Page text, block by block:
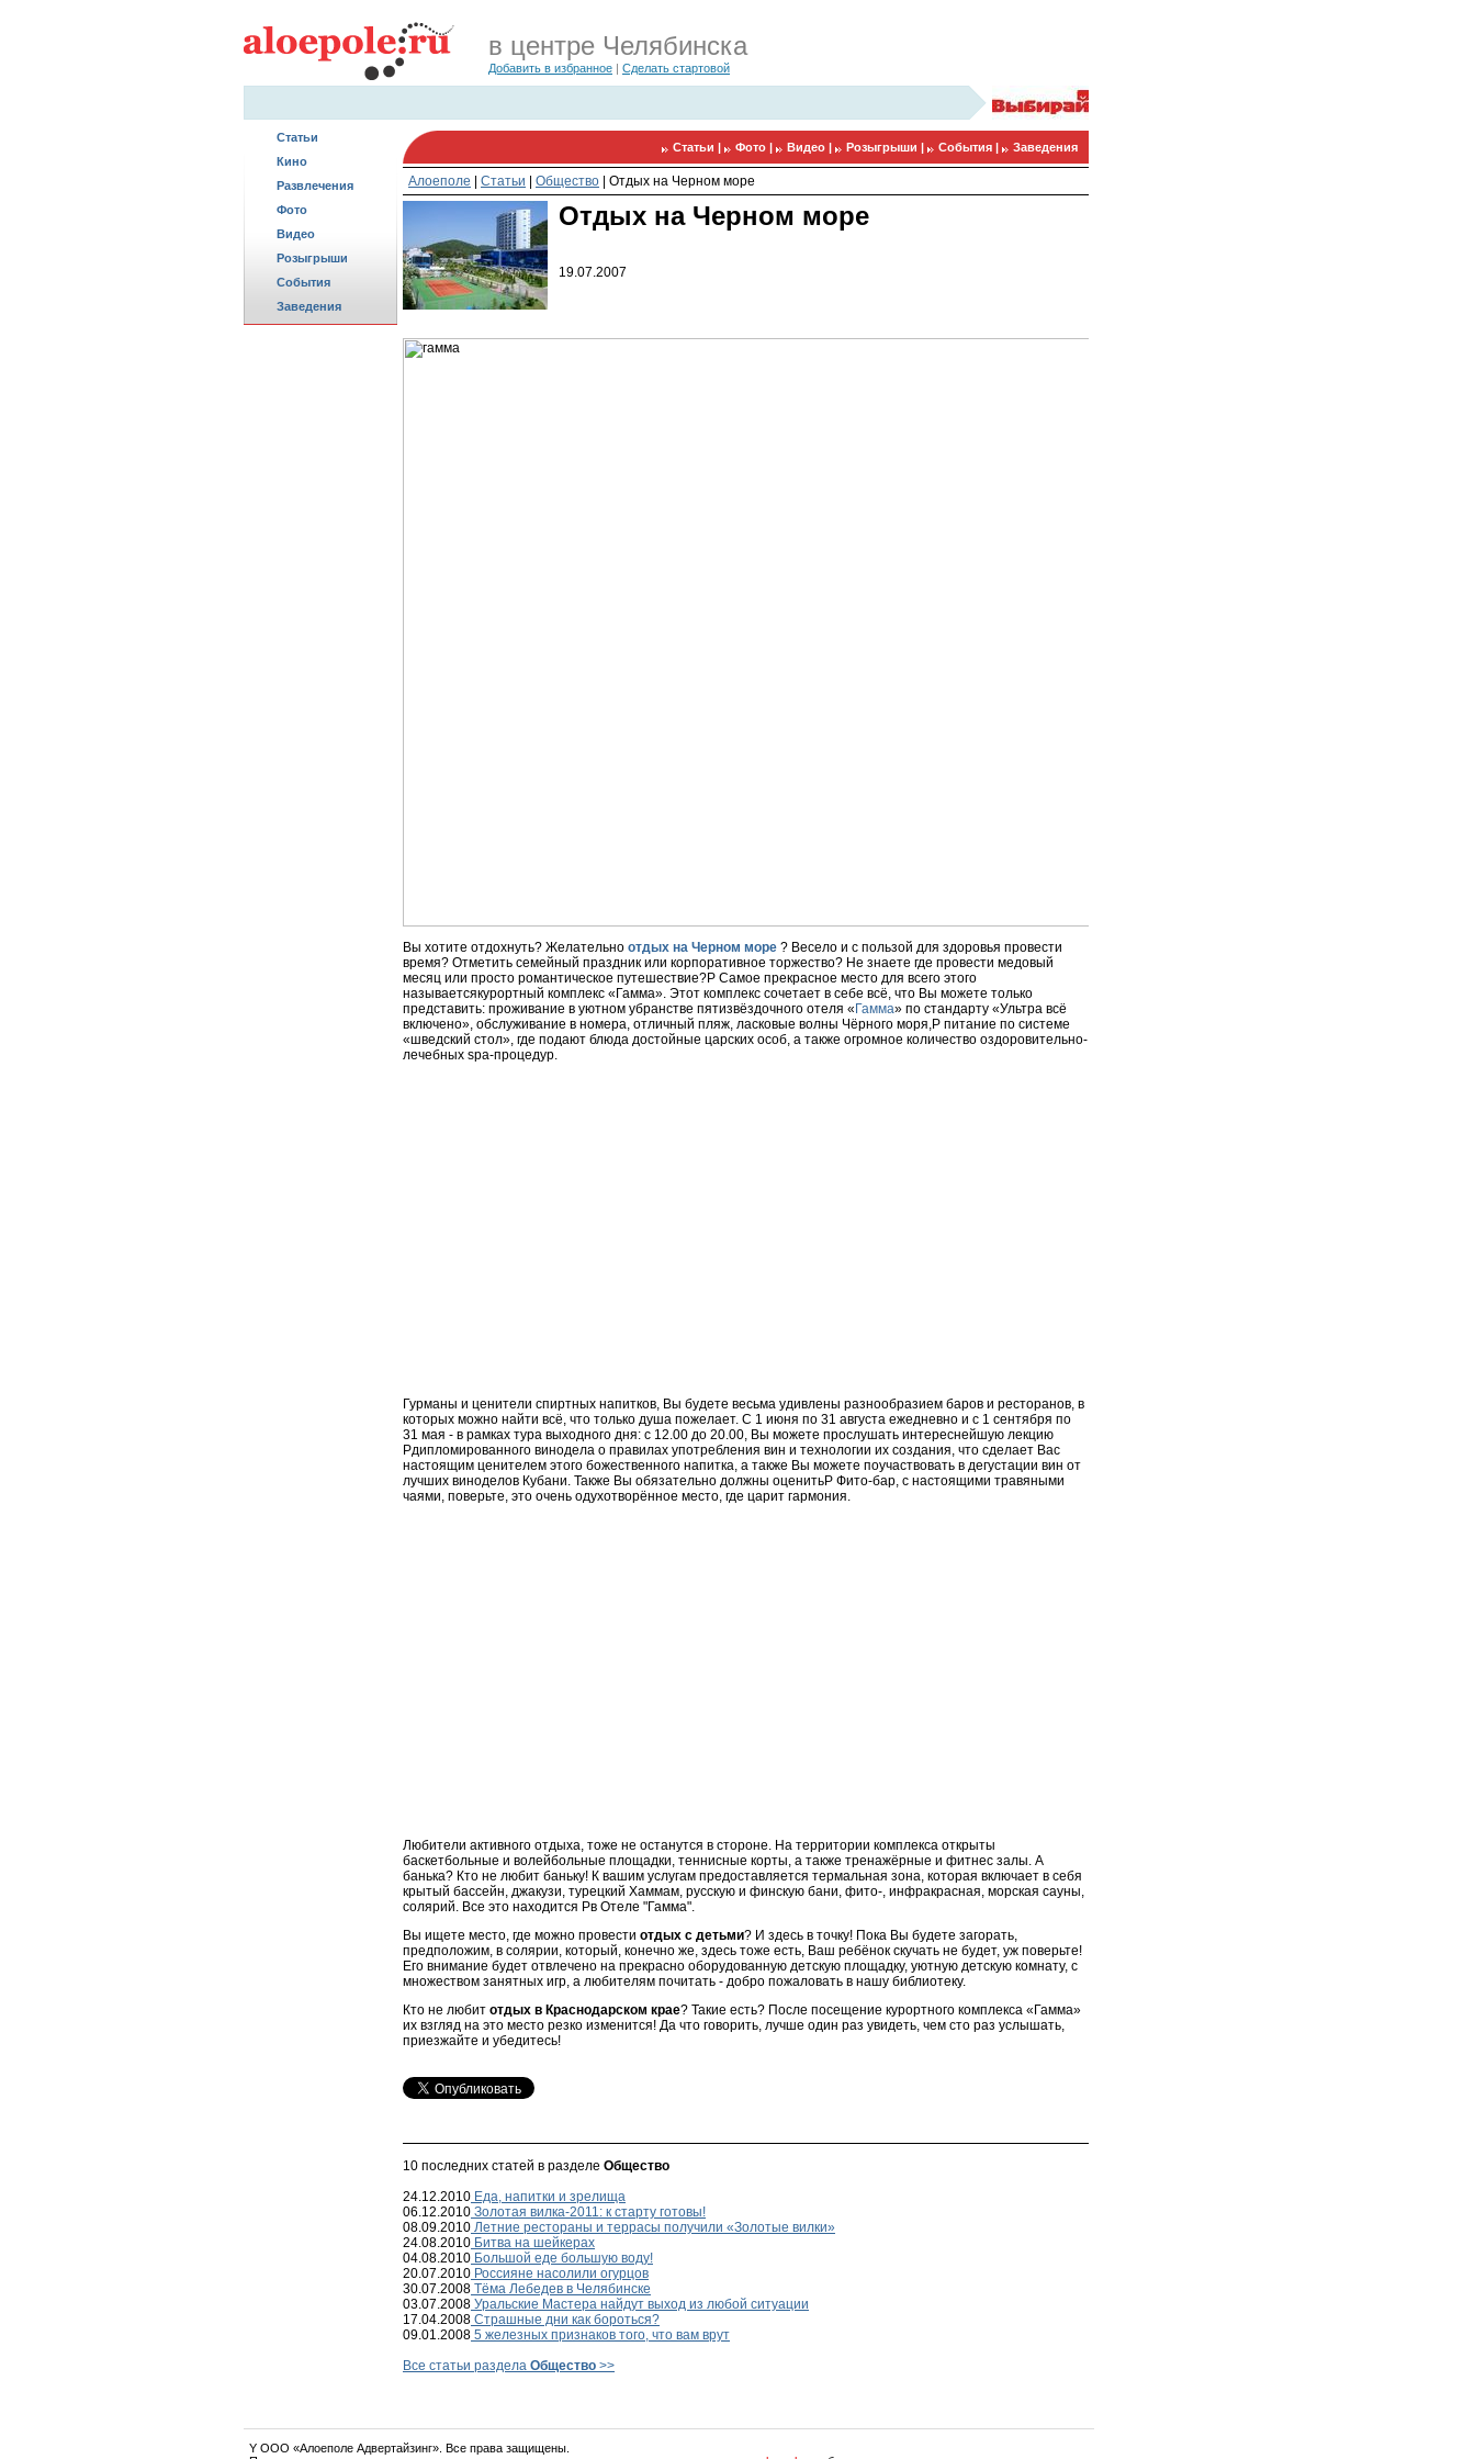
в центре Челябинска
Добавить в избранное | Сделать стартовой
Статьи
Кино
Развлечения
Фото
Видео
Розыгрыши
События
Заведения
Статьи | Фото | Видео | Розыгрыши | События | Заведения
Алоеполе Статьи Общество Отдых на Черном море
Отдых на Черном море
19.07.2007
Вы хотите отдохнуть? Желательно отдых на Черном море ? Весело и с пользой для здоровья провести
время? Отметить семейный праздник или корпоративное торжество? Не знаете где провести медовый
месяц или просто романтическое путешествие?P Самое прекрасное место для всего этого
называетсякурортный комплекс «Гамма». Этот комплекс сочетает в себе всё, что Вы можете только
представить: проживание в уютном убранстве пятизвёздочного отеля « Гамма» по стандарту «Ультра всё
включено», обслуживание в номера, отличный пляж, ласковые волны Чёрного моря,P питание по системе
«шведский стол», где подают блюда достойные царских особ, а также огромное количество оздоровительно-
лечебных spa-процедур.
Гурманы и ценители спиртных напитков, Вы будете весьма удивлены разнообразием баров и ресторанов, в
которых можно найти всё, что только душа пожелает. С 1 июня по 31 августа ежедневно и с 1 сентября по
31 мая - в рамках тура выходного дня: с 12.00 до 20.00, Вы можете прослушать интереснейшую лекцию
Pдипломированного винодела о правилах употребления вин и технологии их создания, что сделает Вас
настоящим ценителем этого божественного напитка, а также Вы можете поучаствовать в дегустации вин от
лучших виноделов Кубани. Также Вы обязательно должны оценитьP Фито-бар, с настоящими травяными
чаями, поверьте, это очень одухотворённое место, где царит гармония.
Любители активного отдыха, тоже не останутся в стороне. На территории комплекса открыты
баскетбольные и волейбольные площадки, теннисные корты, а также тренажёрные и фитнес залы. А
банька? Кто не любит баньку! К вашим услугам предоставляется термальная зона, которая включает в себя
крытый бассейн, джакузи, турецкий Хаммам, русскую и финскую бани, фито-, инфракрасная, морская сауны,
солярий. Все это находится Pв Отеле "Гамма".
Вы ищете место, где можно провести отдых с детьми? И здесь в точку! Пока Вы будете загорать,
предположим, в солярии, который, конечно же, здесь тоже есть, Ваш ребёнок скучать не будет, уж поверьте!
Его внимание будет отвлечено на прекрасно оборудованную детскую площадку, уютную детскую комнату, с
множеством занятных игр, а любителям почитать - добро пожаловать в нашу библиотеку.
Кто не любит отдых в Краснодарском крае? Такие есть? После посещение курортного комплекса «Гамма»
их взгляд на это место резко изменится! Да что говорить, лучше один раз увидеть, чем сто раз услышать,
приезжайте и убедитесь!
10 последних статей в разделе Общество
24.12.2010 Еда, напитки и зрелища
06.12.2010 Золотая вилка-2011: к старту готовы!
08.09.2010 Летние рестораны и террасы получили «Золотые вилки»
24.08.2010 Битва на шейкерах
04.08.2010 Большой еде большую воду!
20.07.2010 Россияне насолили огурцов
30.07.2008 Тёма Лебедев в Челябинске
03.07.2008 Уральские Мастера найдут выход из любой ситуации
17.04.2008 Страшные дни как бороться?
09.01.2008 5 железных признаков того, что вам врут
Все статьи раздела Общество >>
Y OOO «Алоеполе Адвертайзинг». Все права защищены.